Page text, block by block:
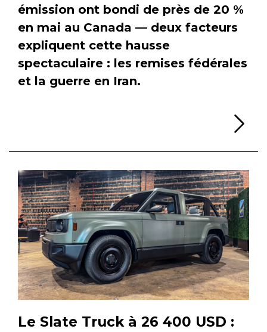
émission ont bondi de près de 20 %
en mai au Canada — deux facteurs
expliquent cette hausse
spectaculaire : les remises fédérales
et la guerre en Iran.
Le Slate Truck à 26 400 USD :